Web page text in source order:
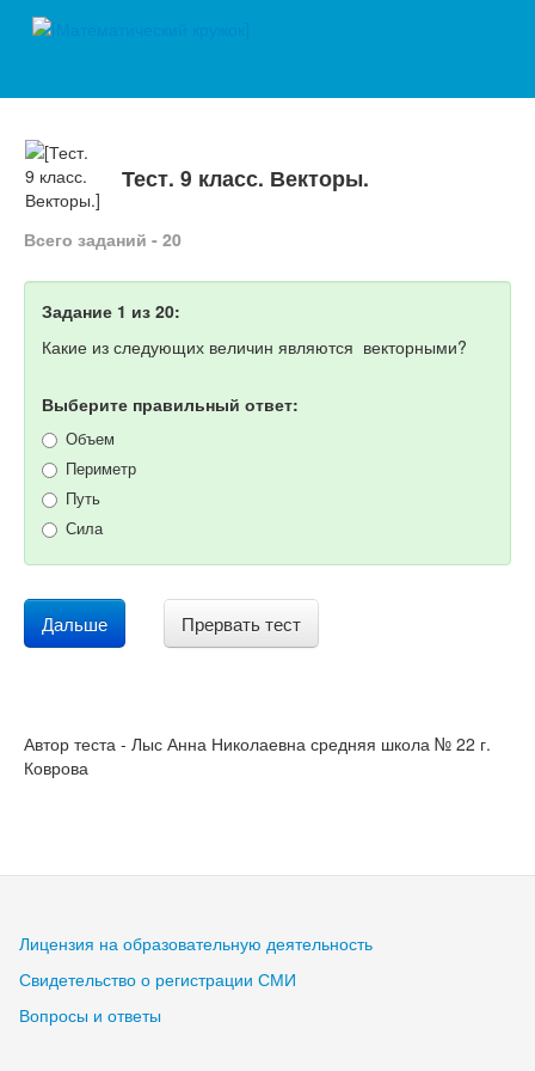
Тест. 9 класс. Векторы.
Всего заданий - 20
Задание 1 из 20:
Какие из следующих величин являются векторными?
Выберите правильный ответ:
Объем
Периметр
Путь
Сила
Дальше Прервать тест
Автор теста - Лыс Анна Николаевна средняя школа № 22 г.
Коврова
Лицензия на образовательную деятельность
Свидетельство о регистрации СМИ
Вопросы и ответы